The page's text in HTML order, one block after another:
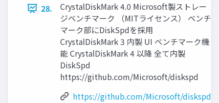
28.
CrystalDiskMark 4.0 Microsoft製ストレー
ジベンチマーク （MITライセンス） ベンチ
マーク部にDiskSpdを採用
CrystalDiskMark 3 内製 UI ベンチマーク機
能 CrystalDiskMark 4 以降 全て内製
DiskSpd
https://github.com/Microsoft/diskspd
https://github.com/Microsoft/diskspd